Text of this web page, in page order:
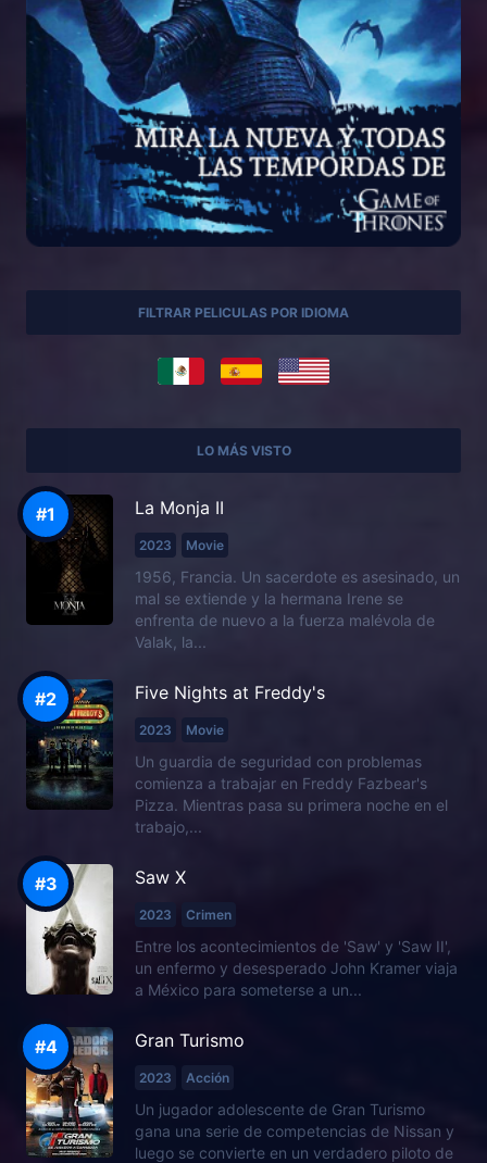
FILTRAR PELICULAS POR IDIOMA
LO MÁS VISTO
La Monja II
2023 Movie
1956, Francia. Un sacerdote es asesinado, un
mal se extiende y la hermana Irene se
enfrenta de nuevo a la fuerza malévola de
Valak, la...
Five Nights at Freddy's
2023 Movie
Un guardia de seguridad con problemas
comienza a trabajar en Freddy Fazbear's
Pizza. Mientras pasa su primera noche en el
trabajo,...
Saw X
2023 Crimen
Entre los acontecimientos de 'Saw' y 'Saw II',
un enfermo y desesperado John Kramer viaja
a México para someterse a un...
Gran Turismo
2023 Acción
Un jugador adolescente de Gran Turismo
gana una serie de competencias de Nissan y
luego se convierte en un verdadero piloto de